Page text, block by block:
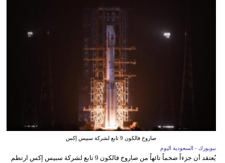
صاروخ فالكون 9 تابع لشركة سبيس إكس
نيويورك - السعودية اليوم
يُعتقد أن جزءاً ضخماً تائهاً من صاروخ فالكون 9 تابع لشركة سبيس إكس ارتطم